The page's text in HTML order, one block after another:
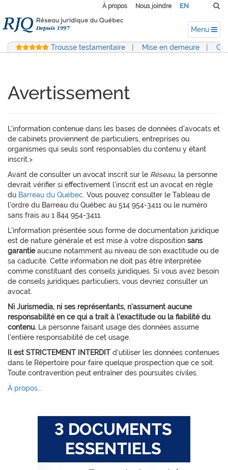
À propos Nous joindre EN
Menu
Trousse testamentaire Mise en demeure
Avertissement
L'information contenue dans les bases de données d'avocats et
de cabinets proviennent de particuliers, entreprises ou
organismes qui seuls sont responsables du contenu y étant
inscrit.>
Avant de consulter un avocat inscrit sur le Réseau, la personne
devrait vérifier si effectivement l'inscrit est un avocat en règle
du Barreau du Québec. Vous pouvez consulter le Tableau de
l'ordre du Barreau du Québec au 514 954-3411 ou le numéro
sans frais au 1 844 954-3411.
L'information présentée sous forme de documentation juridique
est de nature générale et est mise à votre disposition sans
garantieaucune notamment au niveau de son exactitude ou de
sa caducité. Cette information ne doit pas être interprétée
comme constituant des conseils juridiques. Si vous avez besoin
de conseils juridiques particuliers, vous devriez consulter un
avocat.
Ni Jurismedia, ni ses représentants, n'assument aucune
responsabilité en ce qui a trait à l'exactitude ou la fiabilité du
contenu. La personne faisant usage des données assume
l'entière responsabilité de cet usage.
Il est STRICTEMENT INTERDIT d'utiliser les données contenues
dans le Répertoire pour faire quelque prospection que ce soit.
Toute contravention peut entraîner des poursuites civiles.
À propos...